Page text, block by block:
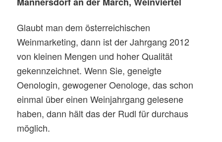
Glaubt man dem österreichischen
Weinmarketing, dann ist der Jahrgang 2012
von kleinen Mengen und hoher Qualität
gekennzeichnet. Wenn Sie, geneigte
Oenologin, gewogener Oenologe, das schon
einmal über einen Weinjahrgang gelesene
haben, dann hält das der Rudl für durchaus
möglich.